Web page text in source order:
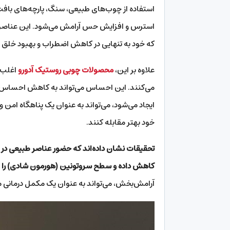
استفاده از چوب‌های طبیعی، سنگ، پارچه‌های
استرس و افزایش حس آرامش می‌شود. این عناصر
که خود به تنهایی در کاهش اضطراب و بهبود
علاوه بر این،محصولات چوبی روستیک آدورو
می‌کنند. این احساس می‌تواند به کاهش احساس
ایجاد می‌شود، می‌تواند به عنوان یک پناهگاه
خود بهتر مقابله کنند.
تحقیقات نشان داده‌اند که حضور عناصر طبیعی
کاهش داده و سطح سروتونین (هورمون شادی)
آرامش‌بخش، می‌تواند به عنوان یک مکمل